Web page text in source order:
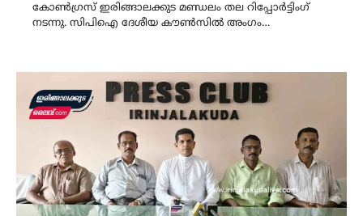
കോൺഗ്രസ് ഇരിങ്ങാലക്കുട മണ്ഡലം തല റിപ്പോർട്ടിംഗ്
നടന്നു. സിപിഐ ദേശീയ കൗൺസിൽ അംഗം…